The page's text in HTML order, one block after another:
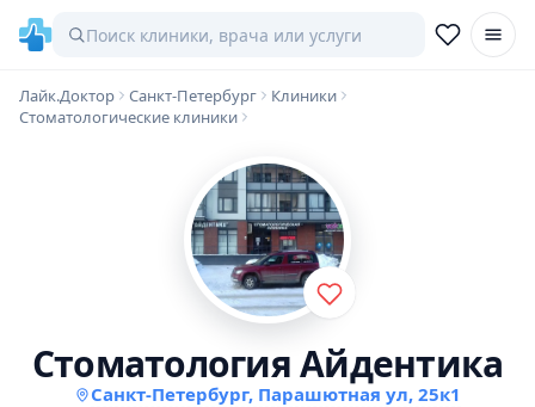
Лайк.Доктор Санкт-Петербург
Клиники
Стоматологические клиники
Стоматология Айдентика
Санкт-Петербург, Парашютная ул, 25к1